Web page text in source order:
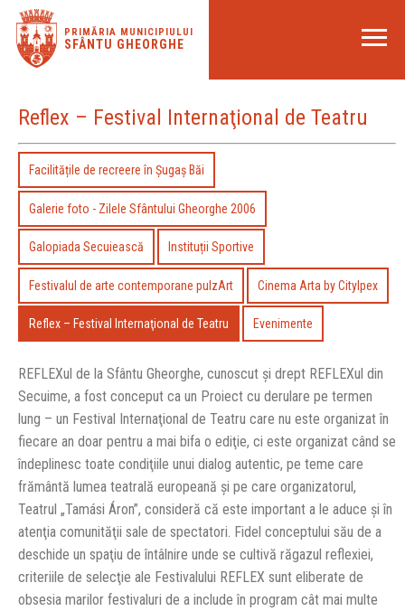
PRIMĂRIA MUNICIPIULUI
SFÂNTU GHEORGHE
Reflex – Festival Internaţional de Teatru
Facilitățile de recreere în Șugaș Băi
Galerie foto - Zilele Sfântului Gheorghe 2006
Galopiada Secuiească Instituții Sportive
Festivalul de arte contemporane pulzArt Cinema Arta by Citylpex
Reflex – Festival Internaţional de Teatru Evenimente
REFLEXul de la Sfântu Gheorghe, cunoscut şi drept REFLEXul din
Secuime, a fost conceput ca un Proiect cu derulare pe termen
lung – un Festival Internaţional de Teatru care nu este organizat în
fiecare an doar pentru a mai bifa o ediţie, ci este organizat când se
îndeplinesc toate condiţiile unui dialog autentic, pe teme care
frământă lumea teatrală europeană şi pe care organizatorul,
Teatrul „Tamási Áron”, consideră că este important a le aduce şi în
atenţia comunităţii sale de spectatori. Fidel conceptului său de a
deschide un spaţiu de întâlnire unde se cultivă răgazul reflexiei,
criteriile de selecţie ale Festivalului REFLEX sunt eliberate de
obsesia marilor festivaluri de a include în program cât mai multe